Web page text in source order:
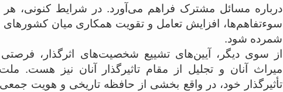
درباره مسائل مشترک فراهم می‌آورد. در شرایط کنونی،
سوءتفاهم‌ها، افزایش تعامل و تقویت همکاری میان کشورهای
شمرده شود.
از سوی دیگر، آیین‌های تشییع شخصیت‌های اثرگذار، فرصتی
میراث آنان و تجلیل از مقام تاثیرگذار آنان نیز هست.
تأثیرگذار خود، در واقع بخشی از حافظه تاریخی و هویت